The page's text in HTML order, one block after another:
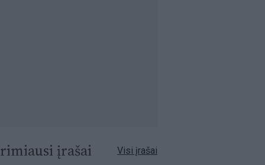
įrašai Visi įrašai